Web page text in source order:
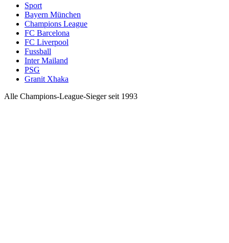
Sport
Bayern München
Champions League
FC Barcelona
FC Liverpool
Fussball
Inter Mailand
PSG
Granit Xhaka
Alle Champions-League-Sieger seit 1993